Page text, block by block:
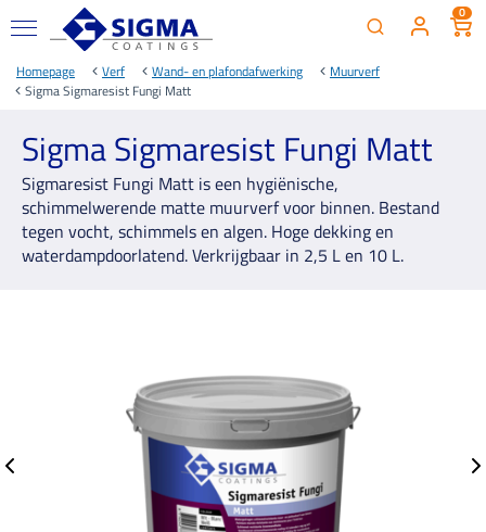
0
Homepage Verf Wand- en plafondafwerking
Muurverf
Sigma Sigmaresist Fungi Matt
Sigma Sigmaresist Fungi Matt
Sigmaresist Fungi Matt is een hygiënische,
schimmelwerende matte muurverf voor binnen. Bestand
tegen vocht, schimmels en algen. Hoge dekking en
waterdampdoorlatend. Verkrijgbaar in 2,5 L en 10 L.